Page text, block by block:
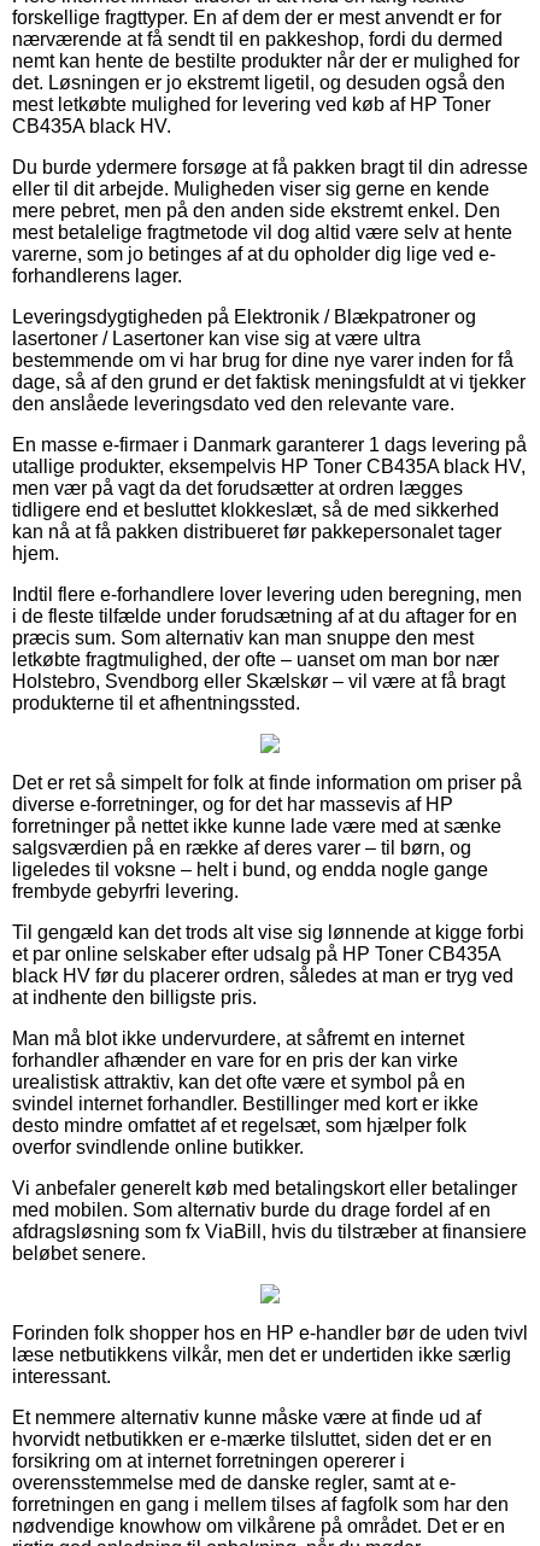
forskellige fragttyper. En af dem der er mest anvendt er for
nærværende at få sendt til en pakkeshop, fordi du dermed
nemt kan hente de bestilte produkter når der er mulighed for
det. Løsningen er jo ekstremt ligetil, og desuden også den
mest letkøbte mulighed for levering ved køb af HP Toner
CB435A black HV.
Du burde ydermere forsøge at få pakken bragt til din adresse
eller til dit arbejde. Muligheden viser sig gerne en kende
mere pebret, men på den anden side ekstremt enkel. Den
mest betalelige fragtmetode vil dog altid være selv at hente
varerne, som jo betinges af at du opholder dig lige ved e-
forhandlerens lager.
Leveringsdygtigheden på Elektronik / Blækpatroner og
lasertoner / Lasertoner kan vise sig at være ultra
bestemmende om vi har brug for dine nye varer inden for få
dage, så af den grund er det faktisk meningsfuldt at vi tjekker
den anslåede leveringsdato ved den relevante vare.
En masse e-firmaer i Danmark garanterer 1 dags levering på
utallige produkter, eksempelvis HP Toner CB435A black HV,
men vær på vagt da det forudsætter at ordren lægges
tidligere end et besluttet klokkeslæt, så de med sikkerhed
kan nå at få pakken distribueret før pakkepersonalet tager
hjem.
Indtil flere e-forhandlere lover levering uden beregning, men
i de fleste tilfælde under forudsætning af at du aftager for en
præcis sum. Som alternativ kan man snuppe den mest
letkøbte fragtmulighed, der ofte – uanset om man bor nær
Holstebro, Svendborg eller Skælskør – vil være at få bragt
produkterne til et afhentningssted.
Det er ret så simpelt for folk at finde information om priser på
diverse e-forretninger, og for det har massevis af HP
forretninger på nettet ikke kunne lade være med at sænke
salgsværdien på en række af deres varer – til børn, og
ligeledes til voksne – helt i bund, og endda nogle gange
frembyde gebyrfri levering.
Til gengæld kan det trods alt vise sig lønnende at kigge forbi
et par online selskaber efter udsalg på HP Toner CB435A
black HV før du placerer ordren, således at man er tryg ved
at indhente den billigste pris.
Man må blot ikke undervurdere, at såfremt en internet
forhandler afhænder en vare for en pris der kan virke
urealistisk attraktiv, kan det ofte være et symbol på en
svindel internet forhandler. Bestillinger med kort er ikke
desto mindre omfattet af et regelsæt, som hjælper folk
overfor svindlende online butikker.
Vi anbefaler generelt køb med betalingskort eller betalinger
med mobilen. Som alternativ burde du drage fordel af en
afdragsløsning som fx ViaBill, hvis du tilstræber at finansiere
beløbet senere.
Forinden folk shopper hos en HP e-handler bør de uden tvivl
læse netbutikkens vilkår, men det er undertiden ikke særlig
interessant.
Et nemmere alternativ kunne måske være at finde ud af
hvorvidt netbutikken er e-mærke tilsluttet, siden det er en
forsikring om at internet forretningen opererer i
overensstemmelse med de danske regler, samt at e-
forretningen en gang i mellem tilses af fagfolk som har den
nødvendige knowhow om vilkårene på området. Det er en